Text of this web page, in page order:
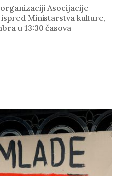
Asocijacije
ispred Ministarstva kulture,
u 13:30 časova